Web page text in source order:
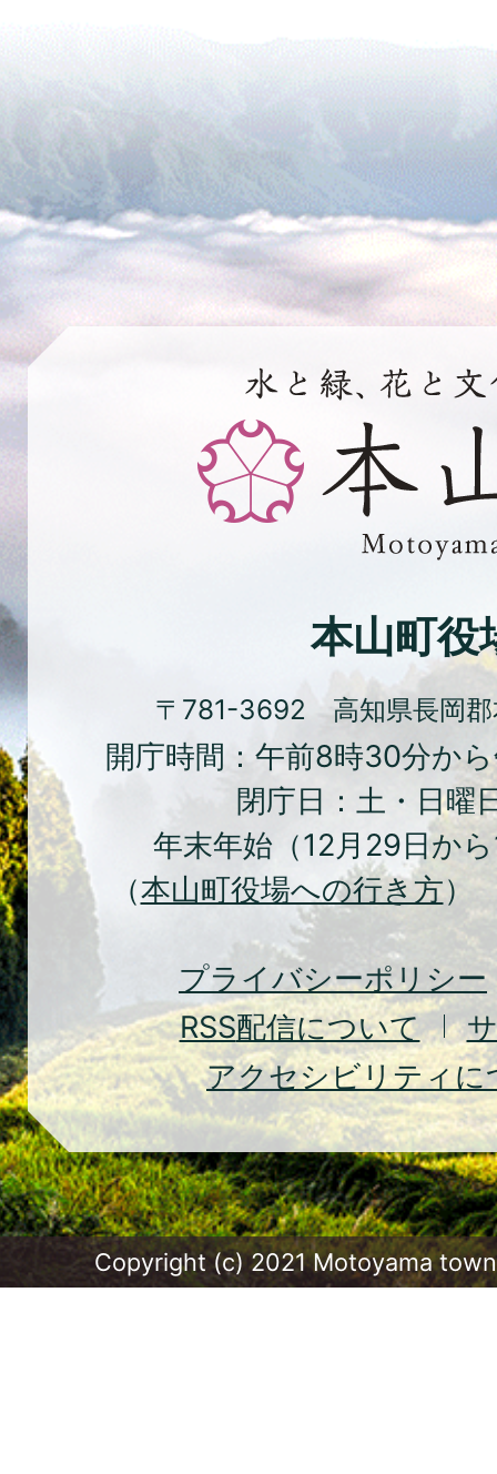
水
緑、
花
と
化
の
ま
ち
本
山
町
Town
本山町役
〒781-3692 高知県長岡郡
開庁時間：午前8時30分か
閉庁日：土・日曜
年末年始（12月29日か
（本山町役場への行き方）
プライバシーポリシー
RSS配信について
アクセシビリティに
Copyright (c) 2021 Motoyama